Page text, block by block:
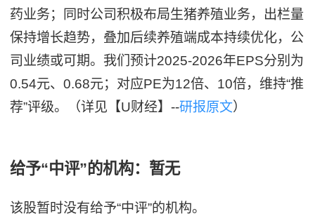
药业务；同时公司积极布局生猪养殖业务，出栏量
保持增长趋势，叠加后续养殖端成本持续优化，公
司业绩或可期。我们预计2025-2026年EPS分别为
0.54元、0.68元；对应PE为12倍、10倍，维持“推
荐”评级。（详见【U财经】--研报原文）
给予“中评”的机构：暂无
该股暂时没有给予“中评”的机构。